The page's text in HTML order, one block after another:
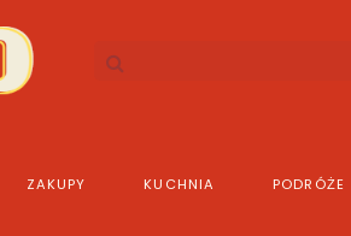
ZAKUPY KUCHNIA PODRÓŻE